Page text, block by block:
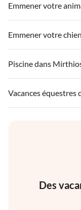
Emmener votre
Emmener votre
Piscine dans
Vacances équestres
Des